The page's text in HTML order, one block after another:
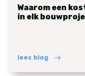
Waarom een
in elk
lees blog